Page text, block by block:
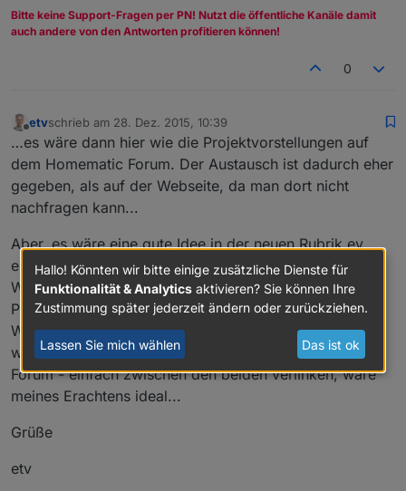
Bitte keine Support-Fragen per PN! Nutzt die öffentliche Kanäle damit
auch andere von den Antworten profitieren können!
0
Offline
etvschrieb am 28. Dez. 2015, 10:39
zuletzt editiert von
…es wäre dann hier wie die Projektvorstellungen auf
dem Homematic Forum. Der Austausch ist dadurch eher
gegeben, als auf der Webseite, da man dort nicht
nachfragen kann...
Aber, es wäre eine gute Idee in der neuen Rubrik ev.
einen angepinnten Beitrag zu haben, der auf diese
Webseite hin weist und kurz erklärt, wie man dort sein
Projekt einstellen kann, denn natürlich ist diese
Webseite für die Verbreitung/Bewerbung von ioBroker
wichtig und wahrscheinlich auch sinnvoller als das
Forum - einfach zwischen den beiden verlinken, wäre
meines Erachtens ideal...
Grüße
etv
Hallo! Könnten wir bitte einige zusätzliche Dienste für
Funktionalität & Analytics aktivieren? Sie können Ihre
Zustimmung später jederzeit ändern oder zurückziehen.
Lassen Sie mich wählen Das ist ok